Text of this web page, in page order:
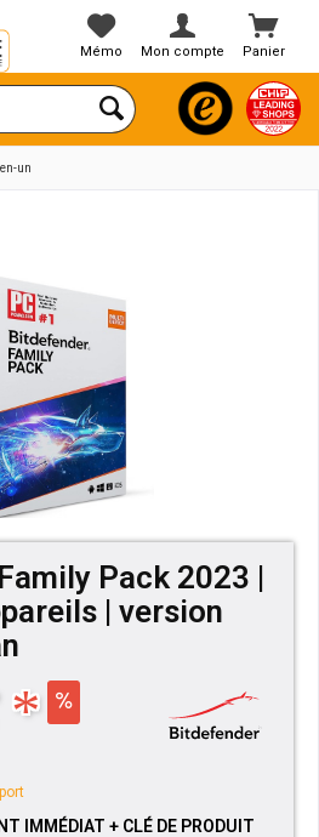
Panier
Mémo Mon compte
un
Pack 2023 |
| version
*
IMMÉDIAT + CLÉ DE PRODUIT